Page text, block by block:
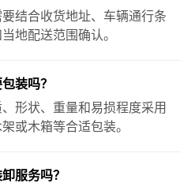
结合收货地址、车辆通行条
地配送范围确认。
装吗？
形状、重量和易损程度采用
或木箱等合适包装。
服务吗？